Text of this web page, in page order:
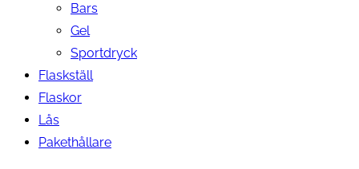
Bars
Gel
Sportdryck
Flaskställ
Flaskor
Lås
Pakethållare